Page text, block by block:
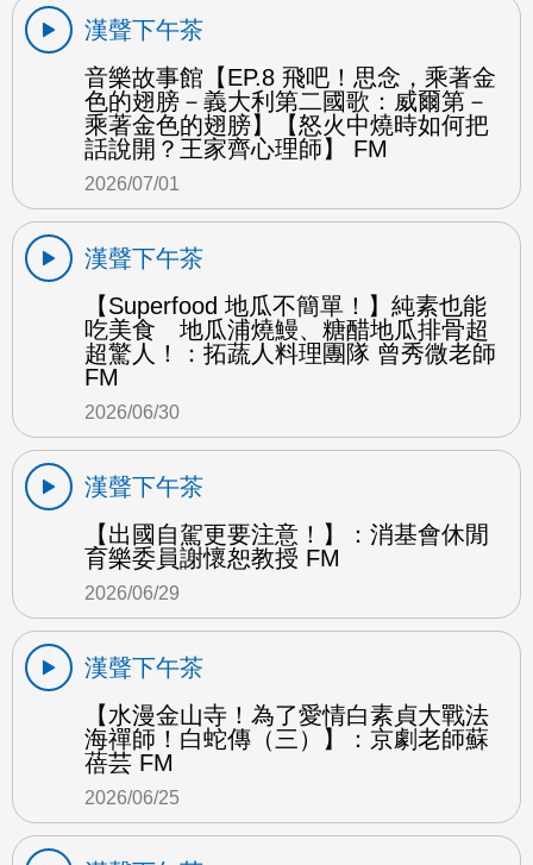
漢聲下午茶
音樂故事館【EP.8 飛吧！思念，乘著金
色的翅膀－義大利第二國歌：威爾第－
乘著金色的翅膀】【怒火中燒時如何把
話說開？王家齊心理師】 FM
2026/07/01
漢聲下午茶
【Superfood 地瓜不簡單！】純素也能
吃美食 地瓜浦燒鰻、糖醋地瓜排骨超
超驚人！：拓蔬人料理團隊 曾秀微老師
FM
2026/06/30
漢聲下午茶
【出國自駕更要注意！】：消基會休閒
育樂委員謝懷恕教授 FM
2026/06/29
漢聲下午茶
【水漫金山寺！為了愛情白素貞大戰法
海禪師！白蛇傳（三）】：京劇老師蘇
蓓芸 FM
2026/06/25